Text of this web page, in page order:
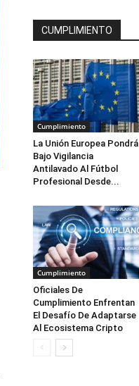
CUMPLIMIENTO
Cumplimiento
La Unión Europea Pondrá
Bajo Vigilancia
Antilavado Al Fútbol
Profesional Desde...
Cumplimiento
Oficiales De
Cumplimiento Enfrentan
El Desafío De Adaptarse
Al Ecosistema Cripto